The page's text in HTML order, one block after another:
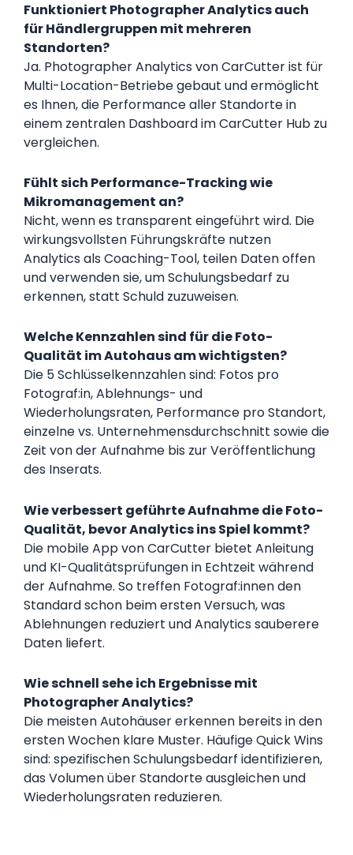
Funktioniert Photographer Analytics auch
für Händlergruppen mit mehreren
Standorten?
Ja. Photographer Analytics von CarCutter ist für
Multi-Location-Betriebe gebaut und ermöglicht
es Ihnen, die Performance aller Standorte in
einem zentralen Dashboard im CarCutter Hub zu
vergleichen.
Fühlt sich Performance-Tracking wie
Mikromanagement an?
Nicht, wenn es transparent eingeführt wird. Die
wirkungsvollsten Führungskräfte nutzen
Analytics als Coaching-Tool, teilen Daten offen
und verwenden sie, um Schulungsbedarf zu
erkennen, statt Schuld zuzuweisen.
Welche Kennzahlen sind für die Foto-
Qualität im Autohaus am wichtigsten?
Die 5 Schlüsselkennzahlen sind: Fotos pro
Fotograf:in, Ablehnungs- und
Wiederholungsraten, Performance pro Standort,
einzelne vs. Unternehmensdurchschnitt sowie die
Zeit von der Aufnahme bis zur Veröffentlichung
des Inserats.
Wie verbessert geführte Aufnahme die Foto-
Qualität, bevor Analytics ins Spiel kommt?
Die mobile App von CarCutter bietet Anleitung
und KI-Qualitätsprüfungen in Echtzeit während
der Aufnahme. So treffen Fotograf:innen den
Standard schon beim ersten Versuch, was
Ablehnungen reduziert und Analytics sauberere
Daten liefert.
Wie schnell sehe ich Ergebnisse mit
Photographer Analytics?
Die meisten Autohäuser erkennen bereits in den
ersten Wochen klare Muster. Häufige Quick Wins
sind: spezifischen Schulungsbedarf identifizieren,
das Volumen über Standorte ausgleichen und
Wiederholungsraten reduzieren.